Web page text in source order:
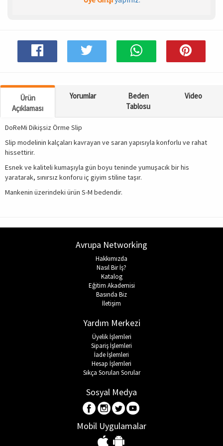
Ürün
Açıklaması
Yorumlar
Beden
Tablosu
Video
DoReMi Dikişsiz Örme Slip
Slip modelinin kalçaları kavrayan ve saran yapısıyla konforlu ve rahat
hissettirir.
Esnek ve kaliteli kumaşıyla gün boyu teninde yumuşacık bir his
yaratarak, sınırsız konforu iç giyim stiline taşır.
Mankenin üzerindeki ürün S-M bedendir.
Avrupa Networking
Hakkımızda
Nasıl Bir İş?
Katalog
Eğitim Akademisi
Basında Biz
İletişim
Yardım Merkezi
Üyelik İşlemleri
Sipariş İşlemleri
İade İşlemleri
Hesap İşlemleri
Sıkça Sorulan Sorular
Sosyal Medya
Mobil Uygulamalar
AKSESUAR